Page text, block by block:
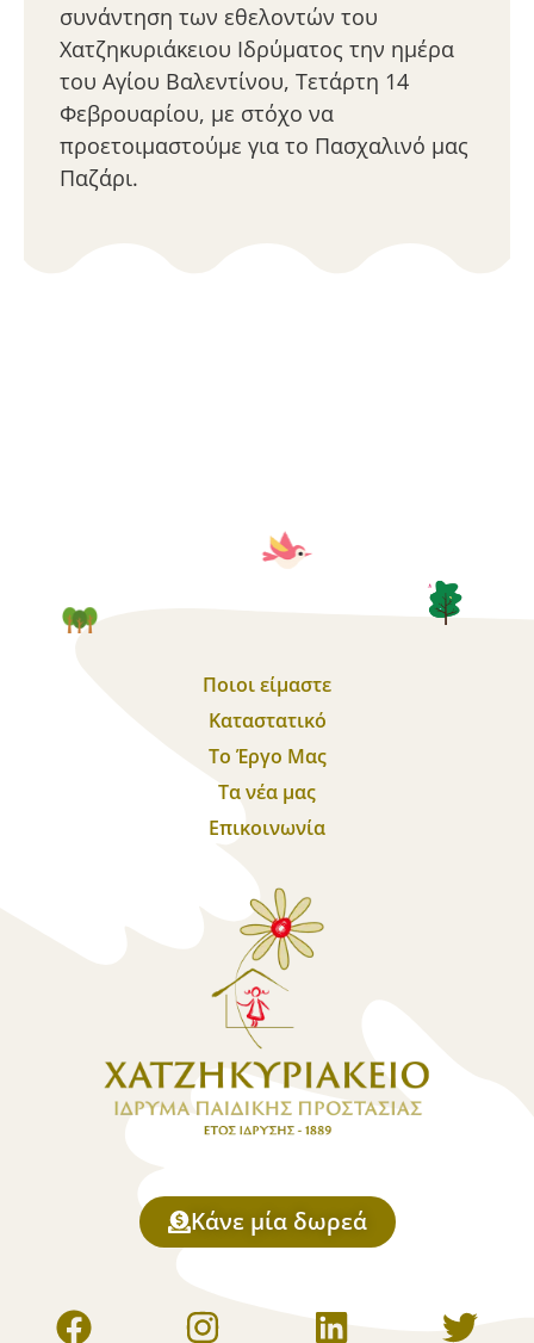
συνάντηση των εθελοντών του
Χατζηκυριάκειου Ιδρύματος την ημέρα
του Αγίου Βαλεντίνου, Τετάρτη 14
Φεβρουαρίου, με στόχο να
προετοιμαστούμε για το Πασχαλινό μας
Παζάρι.
Ποιοι είμαστε
Καταστατικό
Το Έργο Μας
Τα νέα μας
Επικοινωνία
Κάνε μία δωρεά